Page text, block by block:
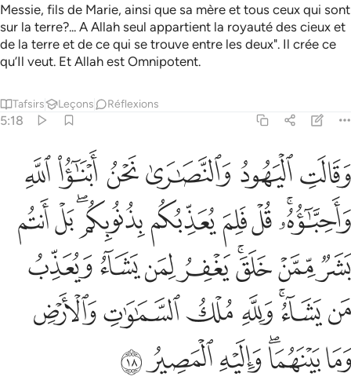
Messie, fils de Marie, ainsi que sa mère et tous ceux qui sont
sur la terre?... A Allah seul appartient la royauté des cieux et
de la terre et de ce qui se trouve entre les deux". Il crée ce
qu’Il veut. Et Allah est Omnipotent.
Tafsirs Leçons Réflexions
5:18
وقالت اليهود والنصارى نحن ابناء الله واحباوه قل فلم يعذبكم
وَقَالَتِ ٱلْيَهُودُ وَٱلنَّصَـٰرَىٰ نَحْنُ أَبْنَـٰٓؤُا۟ ٱللَّهِ وَأَحِبَّـٰٓؤُهُۥ
ﱁﱂ ﱃﱄ ﱅﱆ
ﱇﱈﱉﱊﱋﱌﱍ ﱎﱏ
ﱐﱑﱒﱓﱔﱕﱖﱗ
ﱘﱙﱚﱛ ﱜﱝﱞ
ﱟﱠﱡﱢﱣﱤ